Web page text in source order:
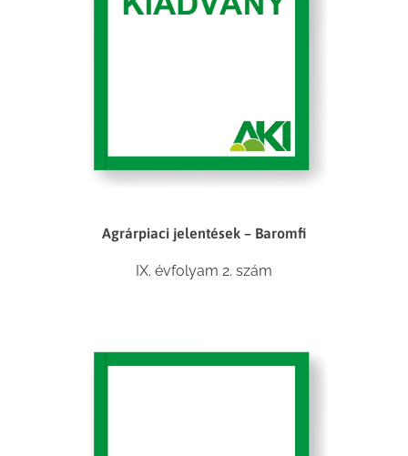
Agrárpiaci jelentések – Baromfi
IX. évfolyam 2. szám